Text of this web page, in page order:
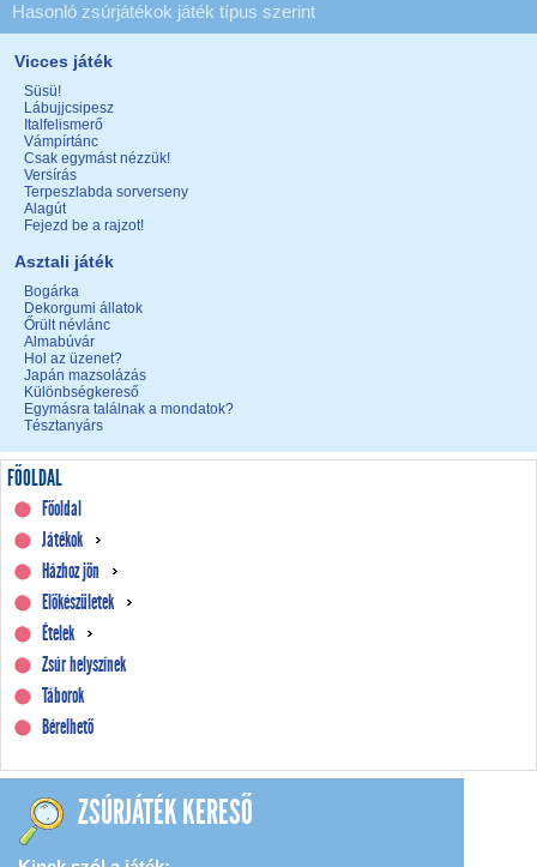
Hasonló zsúrjátékok játék típus szerint
Vicces játék
Süsü!
Lábujjcsipesz
Italfelismerő
Vámpírtánc
Csak egymást nézzük!
Versírás
Terpeszlabda sorverseny
Alagút
Fejezd be a rajzot!
Asztali játék
Bogárka
Dekorgumi állatok
Őrült névlánc
Almabúvár
Hol az üzenet?
Japán mazsolázás
Különbségkereső
Egymásra találnak a mondatok?
Tésztanyárs
FŐOLDAL
Főoldal
Játékok
Házhoz jön
Előkészületek
Ételek
Zsúr helyszínek
Táborok
Bérelhető
ZSÚRJÁTÉK KERESŐ